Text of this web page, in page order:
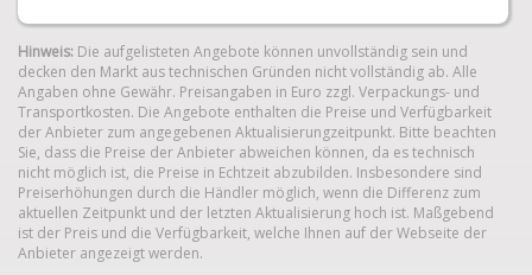
Hinweis: Die aufgelisteten Angebote können unvollständig sein und
decken den Markt aus technischen Gründen nicht vollständig ab. Alle
Angaben ohne Gewähr. Preisangaben in Euro zzgl. Verpackungs- und
Transportkosten. Die Angebote enthalten die Preise und Verfügbarkeit
der Anbieter zum angegebenen Aktualisierungzeitpunkt. Bitte beachten
Sie, dass die Preise der Anbieter abweichen können, da es technisch
nicht möglich ist, die Preise in Echtzeit abzubilden. Insbesondere sind
Preiserhöhungen durch die Händler möglich, wenn die Differenz zum
aktuellen Zeitpunkt und der letzten Aktualisierung hoch ist. Maßgebend
ist der Preis und die Verfügbarkeit, welche Ihnen auf der Webseite der
Anbieter angezeigt werden.